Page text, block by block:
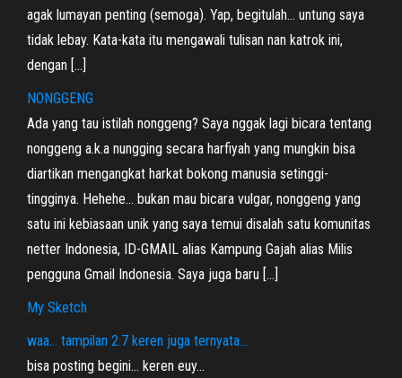
agak lumayan penting (semoga). Yap, begitulah… untung saya
tidak lebay. Kata-kata itu mengawali tulisan nan katrok ini,
dengan […]
NONGGENG
Ada yang tau istilah nonggeng? Saya nggak lagi bicara tentang
nonggeng a.k.a nungging secara harfiyah yang mungkin bisa
diartikan mengangkat harkat bokong manusia setinggi-
tingginya. Hehehe… bukan mau bicara vulgar, nonggeng yang
satu ini kebiasaan unik yang saya temui disalah satu komunitas
netter Indonesia, ID-GMAIL alias Kampung Gajah alias Milis
pengguna Gmail Indonesia. Saya juga baru […]
My Sketch
waa… tampilan 2.7 keren juga ternyata…
bisa posting begini… keren euy…